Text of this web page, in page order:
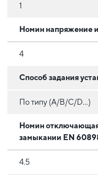
1
Номин напряжение
4
Способ задания
По типу (A/B/C/D...)
Номин отключающая
замыкании EN
4.5